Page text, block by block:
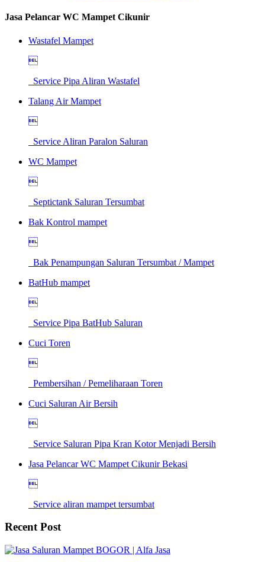
Jasa Pelancar WC Mampet Cikunir
Wastafel Mampet

Service Pipa Aliran Wastafel
Talang Air Mampet

Service Aliran Paralon Saluran
WC Mampet

Septictank Saluran Tersumbat
Bak Kontrol mampet

Bak Penampungan Saluran Tersumbat / Mampet
BatHub mampet

Service Pipa BatHub Saluran
Cuci Toren

Pembersihan / Pemeliharaan Toren
Cuci Saluran Air Bersih

Service Saluran Pipa Kran Kotor Menjadi Bersih
Jasa Pelancar WC Mampet Cikunir Bekasi

Service aliran mampet tersumbat
Recent Post